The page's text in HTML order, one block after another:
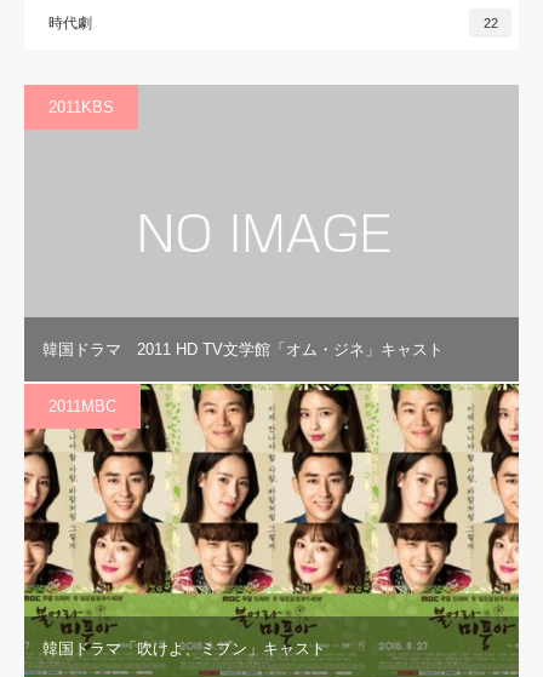
時代劇 22
2011KBS
韓国ドラマ 2011 HD TV文学館「オム・ジネ」キャスト
2011MBC
韓国ドラマ「吹けよ、ミプン」キャスト